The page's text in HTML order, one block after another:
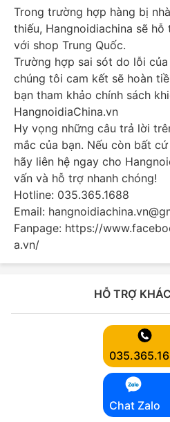
Trong trường hợp hàng bị
thiếu, Hangnoidiachina sẽ
với shop Trung Quốc.
Trường hợp sai sót do lỗi
chúng tôi cam kết sẽ hoàn
bạn tham khảo chính sách
HangnoidiaChina.vn
Hy vọng những câu trả lời
mắc của bạn. Nếu còn bất
hãy liên hệ ngay cho
vấn và hỗ trợ nhanh chóng!
Hotline: 035.365.1688
Email:
Fanpage: https://
a.vn/
HỖ TRỢ
Chat Zalo